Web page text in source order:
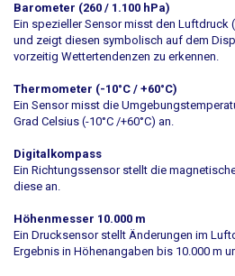
Barometer (260 / 1.100 hPa)
Ein spezieller Sensor misst den Luftdruck
und zeigt diesen symbolisch auf dem
vorzeitig Wettertendenzen zu erkennen.
Thermometer (-10°C / +60°C)
Ein Sensor misst die
Grad Celsius (-10°C /+60°C) an.
Digitalkompass
Ein Richtungssensor stellt die
diese an.
Höhenmesser 10.000 m
Ein Drucksensor stellt Änderungen im
Ergebnis in Höhenangaben bis 10.000 m